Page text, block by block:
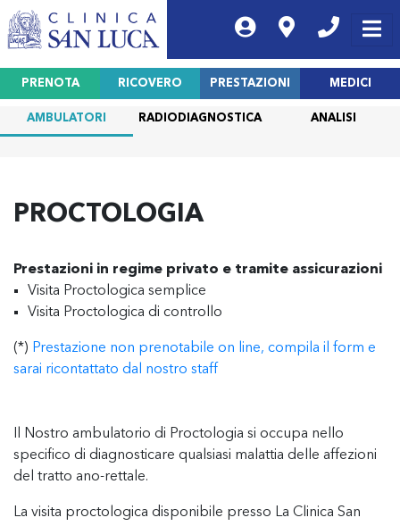
PRENOTA RICOVERO PRESTAZIONI
AMBULATORI RADIODIAGNOSTICA ANALISI
MEDICI
PROCTOLOGIA
Prestazioni in regime privato e tramite assicurazioni
Visita Proctologica semplice
Visita Proctologica di controllo
(*) Prestazione non prenotabile on line, compila il form e
sarai ricontattato dal nostro staff
Il Nostro ambulatorio di Proctologia si occupa nello
specifico di diagnosticare qualsiasi malattia delle affezioni
del tratto ano-rettale.
La visita proctologica disponibile presso La Clinica San